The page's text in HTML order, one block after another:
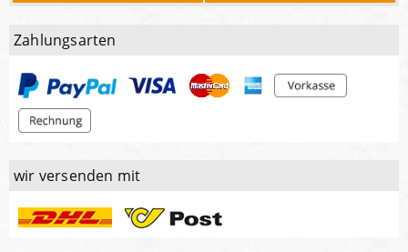
Zahlungsarten
wir versenden mit